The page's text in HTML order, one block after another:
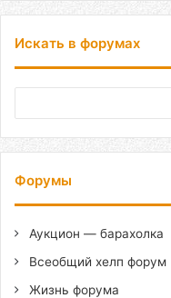
Искать в форумах
Форумы
Аукцион — барахолка
Всеобщий хелп форум
Жизнь форума